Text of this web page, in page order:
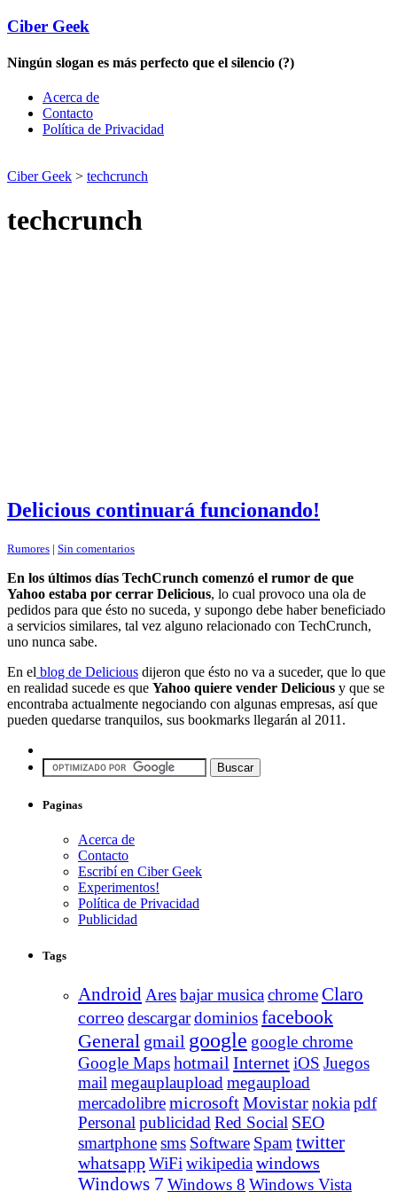
Ciber Geek
Ningún slogan es más perfecto que el silencio (?)
Acerca de
Contacto
Política de Privacidad
Ciber Geek > techcrunch
techcrunch
Delicious continuará funcionando!
Rumores | Sin comentarios
En los últimos días TechCrunch comenzó el rumor de que
Yahoo estaba por cerrar Delicious, lo cual provoco una ola de
pedidos para que ésto no suceda, y supongo debe haber beneficiado
a servicios similares, tal vez alguno relacionado con TechCrunch,
uno nunca sabe.
En el blog de Delicious dijeron que ésto no va a suceder, que lo que
en realidad sucede es que Yahoo quiere vender Delicious y que se
encontraba actualmente negociando con algunas empresas, así que
pueden quedarse tranquilos, sus bookmarks llegarán al 2011.
Paginas
Acerca de
Contacto
Escribí en Ciber Geek
Experimentos!
Política de Privacidad
Publicidad
Tags
Android Aresbajar musicachromeClaro
correodescargardominiosfacebook
General gmail google google chrome
Google Mapshotmail InternetiOS Juegos
mail megauplaupload megaupload
mercadolibremicrosoftMovistarnokiapdf
Personal publicidad Red Social SEO
smartphonesms Software Spam twitter
whatsappWiFi wikipediawindows
Windows 7 Windows 8 Windows Vista